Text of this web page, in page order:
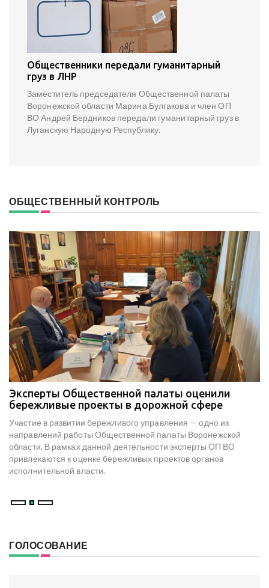
Общественники передали гуманитарный
груз в ЛНР
Заместитель председателя Общественной палаты
Воронежской области Марина Булгакова и член ОП
ВО Андрей Бердников передали гуманитарный груз в
Луганскую Народную Республику.
ОБЩЕСТВЕННЫЙ КОНТРОЛЬ
Эксперты Общественной палаты оценили
бережливые проекты в дорожной сфере
Участие в развитии бережливого управления — одно из
направлений работы Общественной палаты Воронежской
области. В рамках данной деятельности эксперты ОП ВО
привлекаются к оценке бережливых проектов органов
исполнительной власти.
ГОЛОСОВАНИЕ